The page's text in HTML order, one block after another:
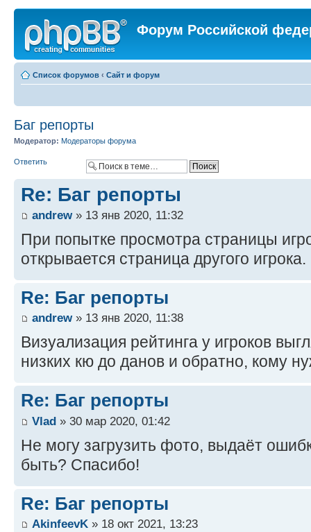
Форум Российской
Список форумов ‹ Сайт и форум
Баг репорты
Модератор: Модераторы форума
Ответить
Re: Баг репорты
andrew» 13 янв 2020, 11:32
При попытке просмотра страницы
открывается страница другого игрока.
Re: Баг репорты
andrew» 13 янв 2020, 11:38
Визуализация рейтинга у игроков
низких кю до данов и обратно, кому
Re: Баг репорты
Vlad » 30 мар 2020, 01:42
Не могу загрузить фото, выдаёт
быть? Спасибо!
Re: Баг репорты
AkinfeevK » 18 окт 2021, 13:23